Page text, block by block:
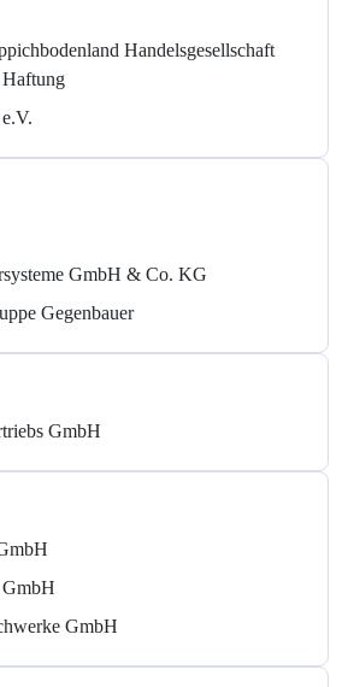
Handelsgesellschaft
Haftung
GmbH & Co. KG
Gegenbauer
GmbH
GmbH